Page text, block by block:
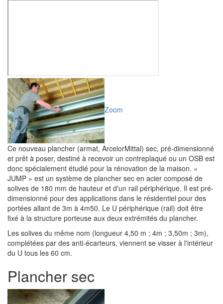
Zoom
Ce nouveau plancher (armat, ArcelorMittal) sec, pré-dimensionné
et prêt à poser, destiné à recevoir un contreplaqué ou un OSB est
donc spécialement étudié pour la rénovation de la maison. «
JUMP » est un système de plancher sec en acier composé de
solives de 180 mm de hauteur et d'un rail périphérique. Il est pré-
dimensionné pour des applications dans le résidentiel pour des
portées allant de 3m à 4m50. Le U périphérique (rail) doit être
fixé à la structure porteuse aux deux extrémités du plancher.
Les solives du même nom (longueur 4,50 m ; 4m ; 3,50m ; 3m),
complétées par des anti-écarteurs, viennent se visser à l'intérieur
du U tous les 60 cm.
Plancher sec